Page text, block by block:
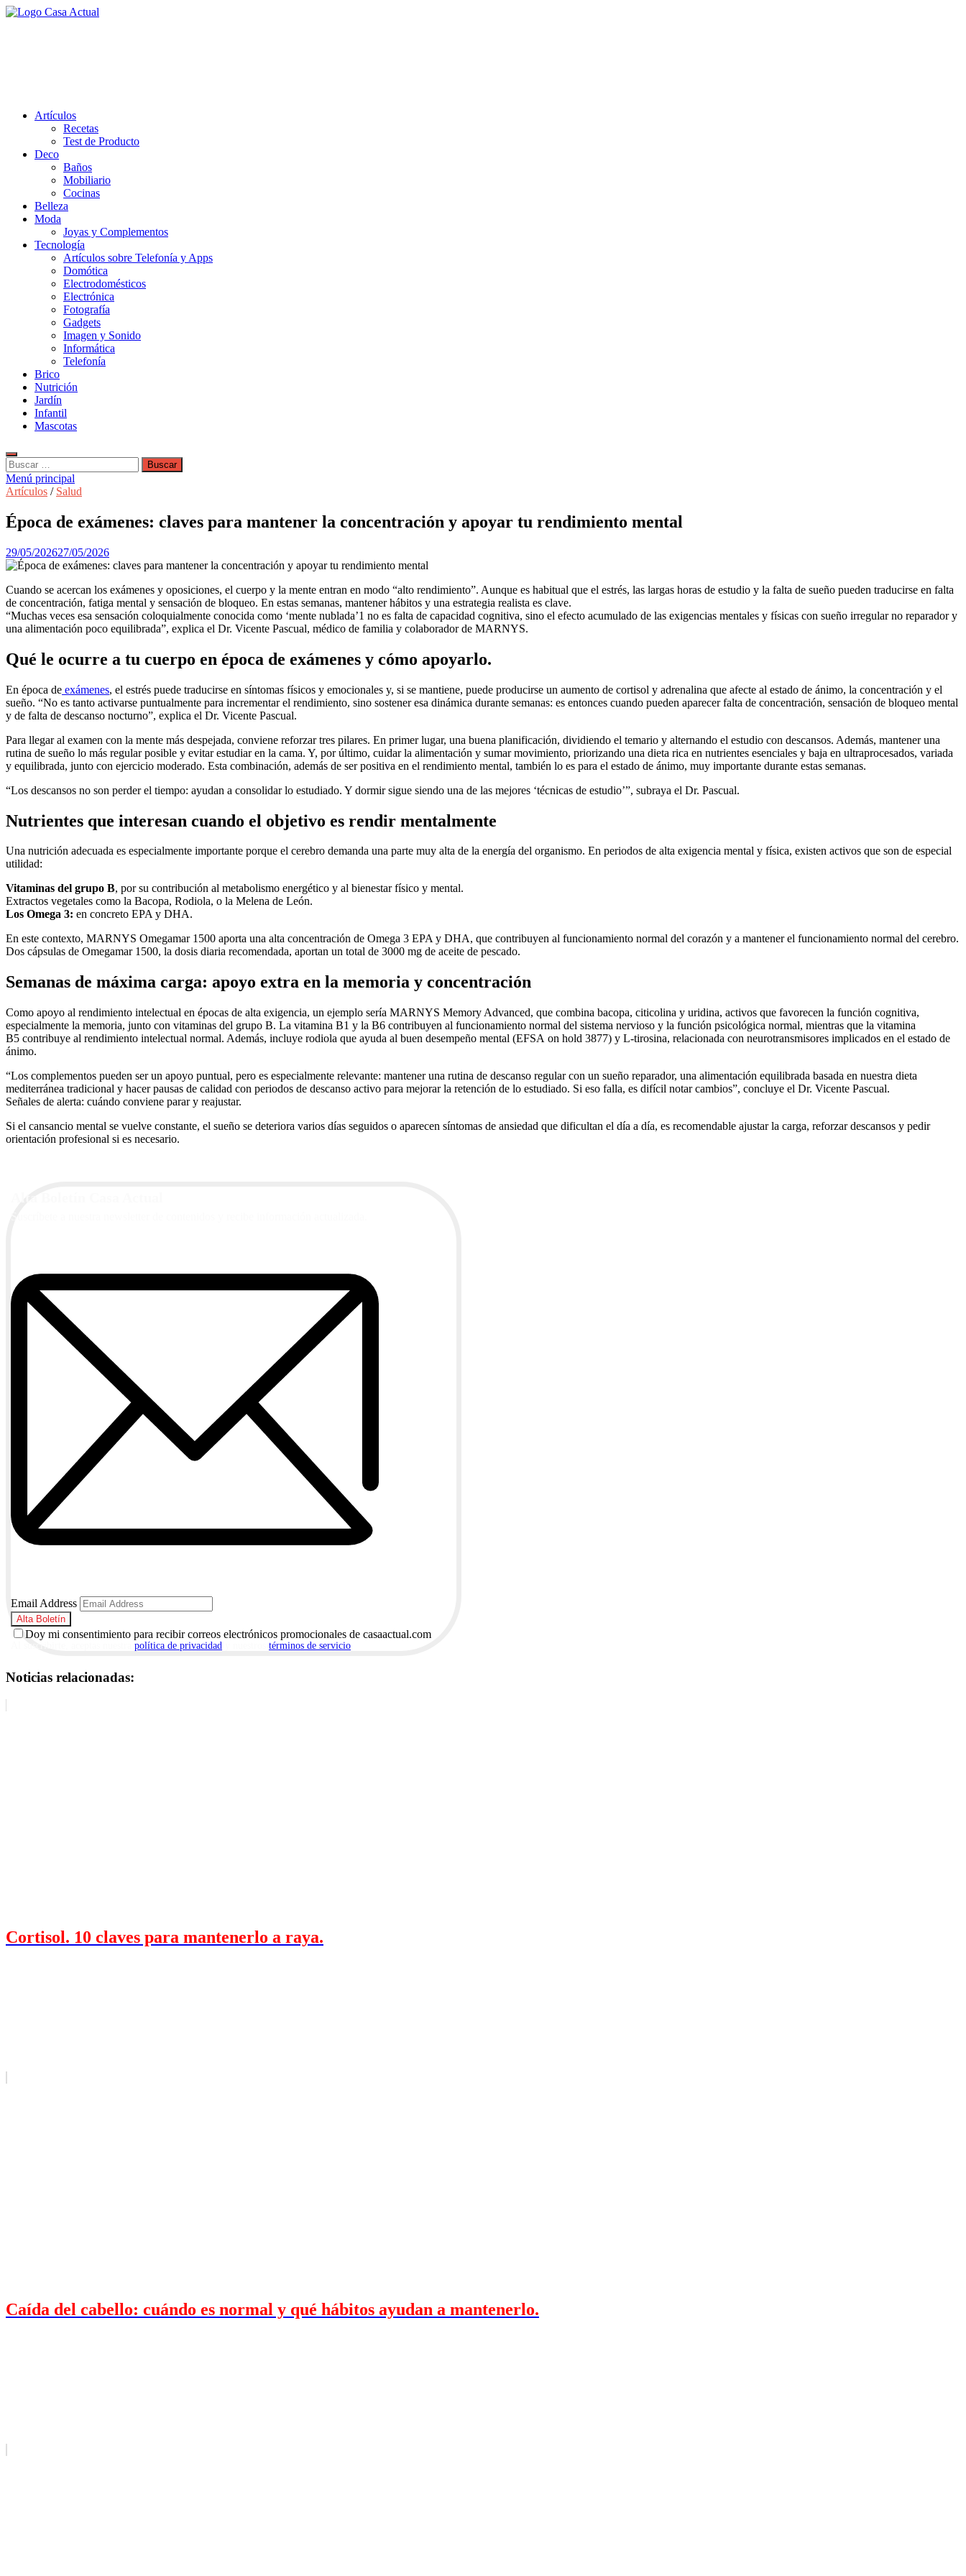
Saltar
Artículos
Recetas
Test de Producto
Deco
Baños
Mobiliario
Cocinas
Belleza
Moda
Joyas y Complementos
Tecnología
Artículos sobre Telefonía y Apps
Domótica
Electrodomésticos
Electrónica
Fotografía
Gadgets
Imagen y Sonido
Informática
Telefonía
Brico
Nutrición
Jardín
Infantil
Mascotas
Buscar:
Menú principal
Artículos / Salud
Época de exámenes: claves para mantener la concentración y apoyar tu rendimiento mental
29/05/202627/05/2026
Cuando se acercan los exámenes y oposiciones, el cuerpo y la mente entran en modo “alto rendimiento”. Aunque es habitual que el estrés, las largas horas de estudio y la falta de sueño pueden traducirse en falta
de concentración, fatiga mental y sensación de bloqueo. En estas semanas, mantener hábitos y una estrategia realista es clave.
“Muchas veces esa sensación coloquialmente conocida como ‘mente nublada’1 no es falta de capacidad cognitiva, sino el efecto acumulado de las exigencias mentales y físicas con sueño irregular no reparador y
una alimentación poco equilibrada”, explica el Dr. Vicente Pascual, médico de familia y colaborador de MARNYS.
Qué le ocurre a tu cuerpo en época de exámenes y cómo apoyarlo.
En época de exámenes, el estrés puede traducirse en síntomas físicos y emocionales y, si se mantiene, puede producirse un aumento de cortisol y adrenalina que afecte al estado de ánimo, la concentración y el
sueño. “No es tanto activarse puntualmente para incrementar el rendimiento, sino sostener esa dinámica durante semanas: es entonces cuando pueden aparecer falta de concentración, sensación de bloqueo mental
y de falta de descanso nocturno”, explica el Dr. Vicente Pascual.
Para llegar al examen con la mente más despejada, conviene reforzar tres pilares. En primer lugar, una buena planificación, dividiendo el temario y alternando el estudio con descansos. Además, mantener una
rutina de sueño lo más regular posible y evitar estudiar en la cama. Y, por último, cuidar la alimentación y sumar movimiento, priorizando una dieta rica en nutrientes esenciales y baja en ultraprocesados, variada
y equilibrada, junto con ejercicio moderado. Esta combinación, además de ser positiva en el rendimiento mental, también lo es para el estado de ánimo, muy importante durante estas semanas.
“Los descansos no son perder el tiempo: ayudan a consolidar lo estudiado. Y dormir sigue siendo una de las mejores ‘técnicas de estudio’”, subraya el Dr. Pascual.
Nutrientes que interesan cuando el objetivo es rendir mentalmente
Una nutrición adecuada es especialmente importante porque el cerebro demanda una parte muy alta de la energía del organismo. En periodos de alta exigencia mental y física, existen activos que son de especial
utilidad:
Vitaminas del grupo B, por su contribución al metabolismo energético y al bienestar físico y mental.
Extractos vegetales como la Bacopa, Rodiola, o la Melena de León.
Los Omega 3: en concreto EPA y DHA.
En este contexto, MARNYS Omegamar 1500 aporta una alta concentración de Omega 3 EPA y DHA, que contribuyen al funcionamiento normal del corazón y a mantener el funcionamiento normal del cerebro.
Dos cápsulas de Omegamar 1500, la dosis diaria recomendada, aportan un total de 3000 mg de aceite de pescado.
Semanas de máxima carga: apoyo extra en la memoria y concentración
Como apoyo al rendimiento intelectual en épocas de alta exigencia, un ejemplo sería MARNYS Memory Advanced, que combina bacopa, citicolina y uridina, activos que favorecen la función cognitiva,
especialmente la memoria, junto con vitaminas del grupo B. La vitamina B1 y la B6 contribuyen al funcionamiento normal del sistema nervioso y la función psicológica normal, mientras que la vitamina
B5 contribuye al rendimiento intelectual normal. Además, incluye rodiola que ayuda al buen desempeño mental (EFSA on hold 3877) y L-tirosina, relacionada con neurotransmisores implicados en el estado de
ánimo.
“Los complementos pueden ser un apoyo puntual, pero es especialmente relevante: mantener una rutina de descanso regular con un sueño reparador, una alimentación equilibrada basada en nuestra dieta
mediterránea tradicional y hacer pausas de calidad con periodos de descanso activo para mejorar la retención de lo estudiado. Si eso falla, es difícil notar cambios”, concluye el Dr. Vicente Pascual.
Señales de alerta: cuándo conviene parar y reajustar.
Si el cansancio mental se vuelve constante, el sueño se deteriora varios días seguidos o aparecen síntomas de ansiedad que dificultan el día a día, es recomendable ajustar la carga, reforzar descansos y pedir
orientación profesional si es necesario.
Email Address
Doy mi consentimiento para recibir correos electrónicos promocionales de casaactual.com
política de privacidad términos de servicio
Noticias relacionadas:
Cortisol. 10 claves para mantenerlo a raya.
Caída del cabello: cuándo es normal y qué hábitos ayudan a mantenerlo.